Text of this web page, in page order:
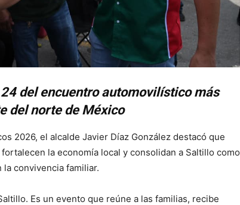
del encuentro automovilístico más
del norte de México
2026, el alcalde Javier Díaz González destacó que
la economía local y consolidan a Saltillo como
convivencia familiar.
Es un evento que reúne a las familias, recibe